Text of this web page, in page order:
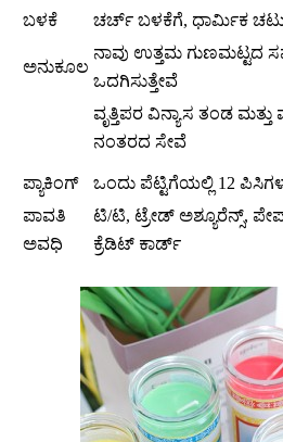
ಬಳಕೆ ಚರ್ಚ್ ಬಳಕೆಗೆ, ಧಾರ್ಮಿಕ
ಅನುಕೂಲ
ನಾವು ಉತ್ತಮ ಗುಣಮಟ್ಟದ
ಒದಗಿಸುತ್ತೇವೆ
ವೃತ್ತಿಪರ ವಿನ್ಯಾಸ ತಂಡ
ನಂತರದ ಸೇವೆ
ಪ್ಯಾಕಿಂಗ್
ಒಂದು ಪೆಟ್ಟಿಗೆಯಲ್ಲಿ 12
ಪಾವತಿ
ಅವಧಿ
ಟಿ/ಟಿ, ಟ್ರೇಡ್ ಅಶ್ಯೂರೆನ್ಸ್,
ಕ್ರೆಡಿಟ್ ಕಾರ್ಡ್